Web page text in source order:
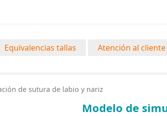
Equivalencias tallas Atención al cliente
de sutura de labio y nariz
Modelo de